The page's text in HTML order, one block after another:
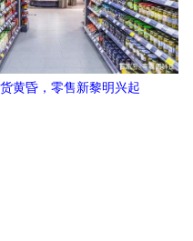
黄昏，零售新黎明兴起